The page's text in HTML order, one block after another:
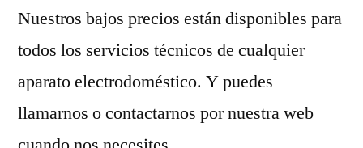
Nuestros bajos precios están disponibles para
todos los servicios técnicos de cualquier
aparato electrodoméstico. Y puedes
llamarnos o contactarnos por nuestra web